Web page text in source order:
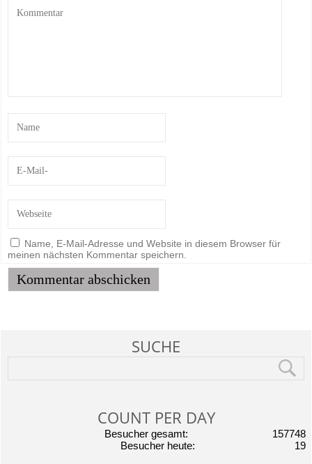
Name, E-Mail-Adresse und Website in diesem Browser für
meinen nächsten Kommentar speichern.
SUCHE
COUNT PER DAY
157748
Besucher gesamt:
19
Besucher heute: